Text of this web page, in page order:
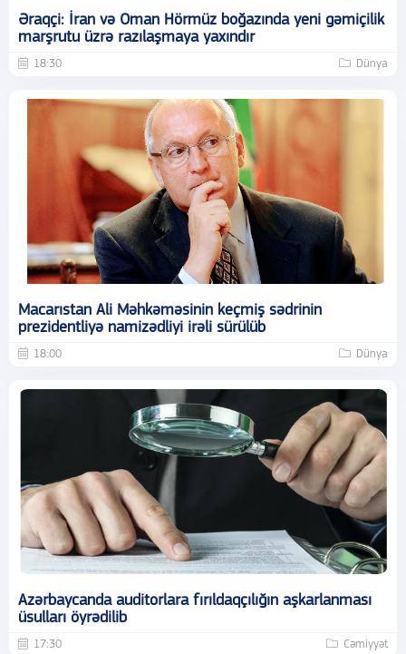
Əraqçi: İran və Oman Hörmüz boğazında yeni gəmiçilik
marşrutu üzrə razılaşmaya yaxındır
18:30 Dünya
Macarıstan Ali Məhkəməsinin keçmiş sədrinin
prezidentliyə namizədliyi irəli sürülüb
18:00 Dünya
Azərbaycanda auditorlara fırıldaqçılığın aşkarlanması
üsulları öyrədilib
17:30 Cəmiyyət